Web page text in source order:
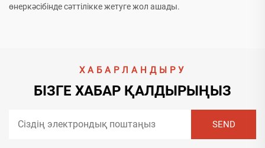
өнеркәсібінде сәттілікке жетуге жол ашады.
ХАБАРЛАНДЫРУ
БІЗГЕ ХАБАР ҚАЛДЫРЫҢЫЗ